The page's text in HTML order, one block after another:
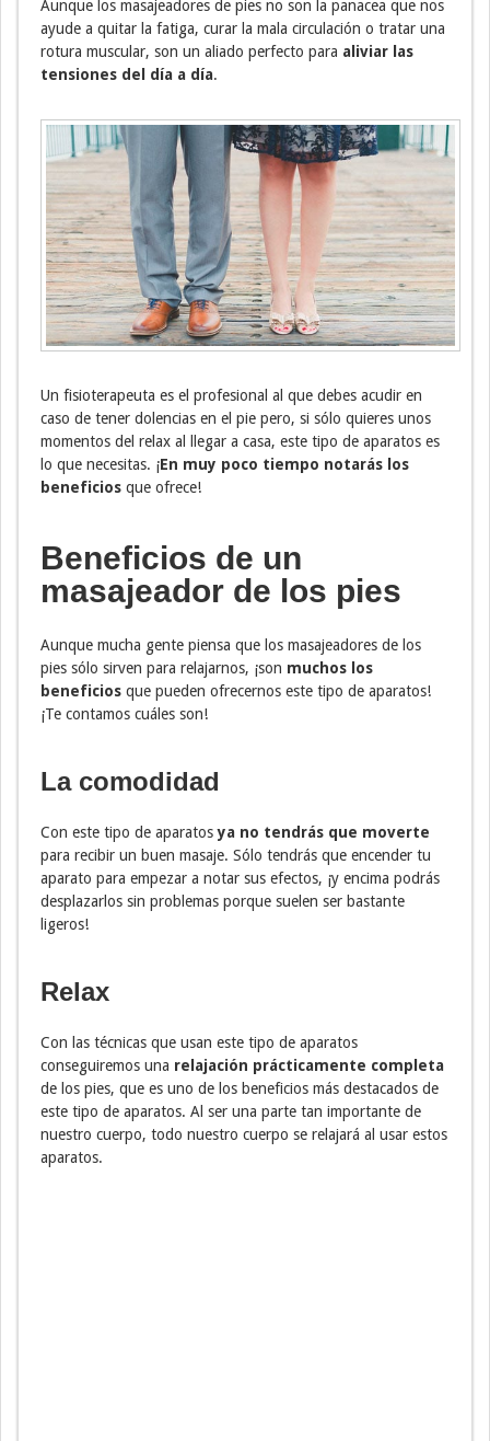
Aunque los masajeadores de pies no son la panacea que nos
ayude a quitar la fatiga, curar la mala circulación o tratar una
rotura muscular, son un aliado perfecto para aliviar las
tensiones del día a día.
Un fisioterapeuta es el profesional al que debes acudir en
caso de tener dolencias en el pie pero, si sólo quieres unos
momentos del relax al llegar a casa, este tipo de aparatos es
lo que necesitas. ¡En muy poco tiempo notarás los
beneficios que ofrece!
Beneficios de un
masajeador de los pies
Aunque mucha gente piensa que los masajeadores de los
pies sólo sirven para relajarnos, ¡son muchos los
beneficios que pueden ofrecernos este tipo de aparatos!
¡Te contamos cuáles son!
La comodidad
Con este tipo de aparatosya no tendrás que moverte
para recibir un buen masaje. Sólo tendrás que encender tu
aparato para empezar a notar sus efectos, ¡y encima podrás
desplazarlos sin problemas porque suelen ser bastante
ligeros!
Relax
Con las técnicas que usan este tipo de aparatos
conseguiremos una relajación prácticamente completa
de los pies, que es uno de los beneficios más destacados de
este tipo de aparatos. Al ser una parte tan importante de
nuestro cuerpo, todo nuestro cuerpo se relajará al usar estos
aparatos.